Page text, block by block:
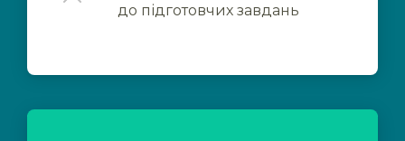
до підготовчих завдань